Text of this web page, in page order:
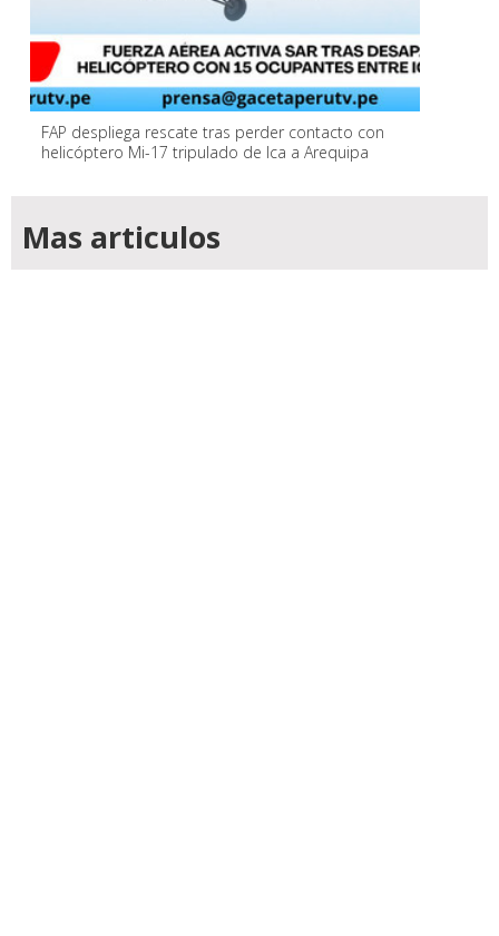
FAP despliega rescate tras perder contacto con
helicóptero Mi-17 tripulado de Ica a Arequipa
Mas articulos